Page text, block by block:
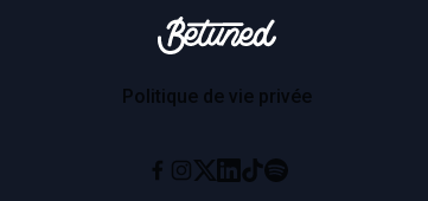
Betuned
Politique de vie privée
Instagram
X Linkedin
TiktokSpotify